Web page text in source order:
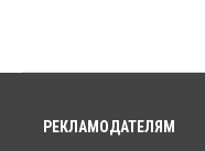
РЕКЛАМОДАТЕЛЯМ